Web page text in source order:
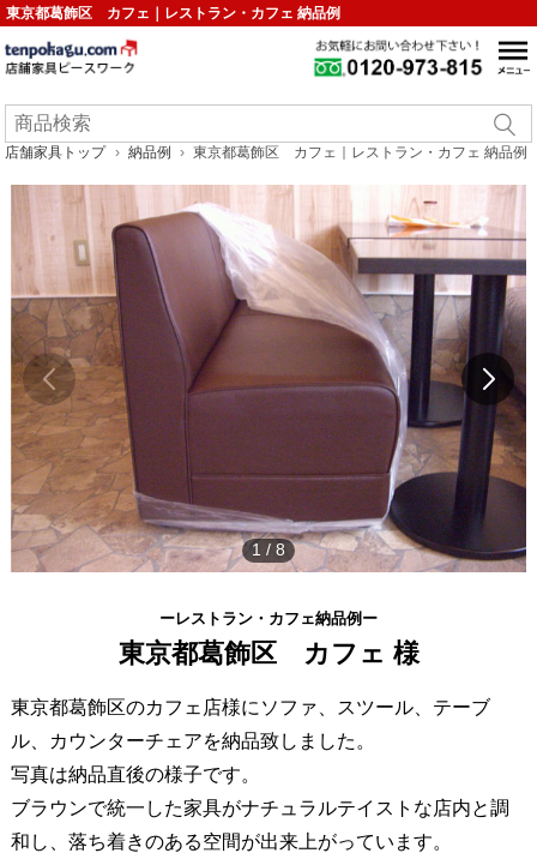
東京都葛飾区 カフェ｜レストラン・カフェ 納品例
店舗家具トップ 納品例 東京都葛飾区 カフェ｜レストラン・カフェ 納品例
1 / 8
ーレストラン・カフェ納品例ー
東京都葛飾区 カフェ 様
東京都葛飾区のカフェ店様にソファ、スツール、テーブ
ル、カウンターチェアを納品致しました。
写真は納品直後の様子です。
ブラウンで統一した家具がナチュラルテイストな店内と調
和し、落ち着きのある空間が出来上がっています。